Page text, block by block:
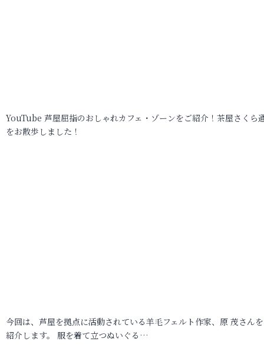
YouTube 芦屋屈指のおしゃれカフェ・ゾーンをご紹介！茶屋さくら
をお散歩しました！
今回は、芦屋を拠点に活動されている羊毛フェルト作家、原 茂さん
紹介します。 服を着て立つぬいぐる…